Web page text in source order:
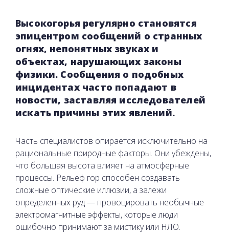
Высокогорья регулярно становятся
эпицентром сообщений о странных
огнях, непонятных звуках и
объектах, нарушающих законы
физики. Сообщения о подобных
инцидентах часто попадают в
новости, заставляя исследователей
искать причины этих явлений.
Часть специалистов опирается исключительно на
рациональные природные факторы. Они убеждены,
что большая высота влияет на атмосферные
процессы. Рельеф гор способен создавать
сложные оптические иллюзии, а залежи
определенных руд — провоцировать необычные
электромагнитные эффекты, которые люди
ошибочно принимают за мистику или НЛО.